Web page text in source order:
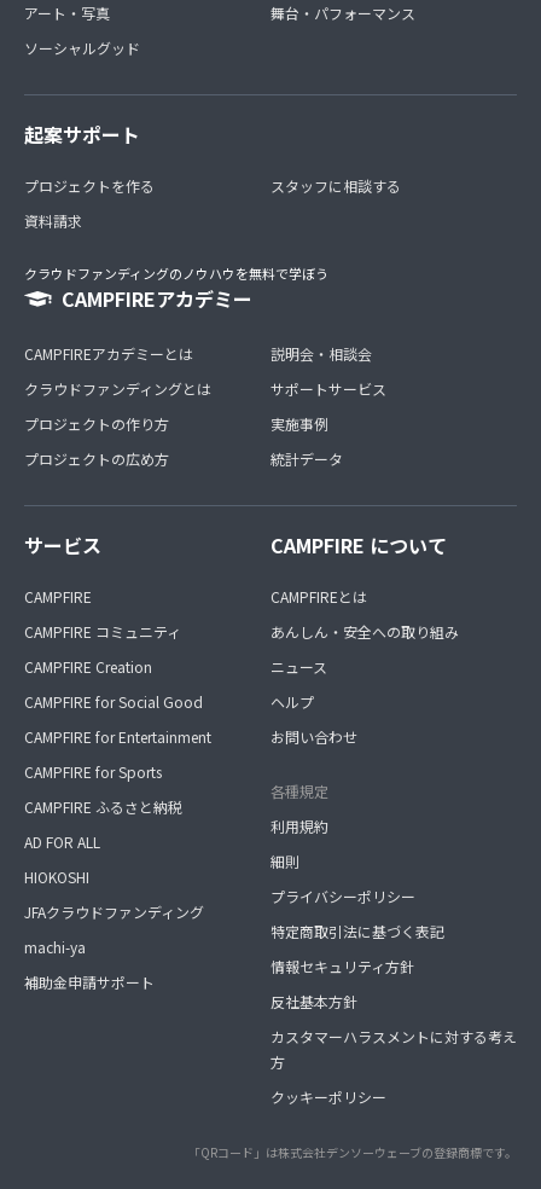
アート・写真
ソーシャルグッド
舞台・パフォーマンス
起案サポート
プロジェクトを作る
資料請求
スタッフに相談する
クラウドファンディングのノウハウを無料で学ぼう
CAMPFIREアカデミー
CAMPFIREアカデミーとは
クラウドファンディングとは
プロジェクトの作り方
プロジェクトの広め方
説明会・相談会
サポートサービス
実施事例
統計データ
サービス
CAMPFIRE
CAMPFIRE コミュニティ
CAMPFIRE Creation
CAMPFIRE for Social Good
CAMPFIRE for Entertainment
CAMPFIRE for Sports
CAMPFIRE ふるさと納税
AD FOR ALL
HIOKOSHI
JFAクラウドファンディング
machi-ya
補助金申請サポート
CAMPFIRE について
CAMPFIREとは
あんしん・安全への取り組み
ニュース
ヘルプ
お問い合わせ
各種規定
利用規約
細則
プライバシーポリシー
特定商取引法に基づく表記
情報セキュリティ方針
反社基本方針
カスタマーハラスメントに対する考え
方
クッキーポリシー
「QRコード」は株式会社デンソーウェーブの登録商標です。